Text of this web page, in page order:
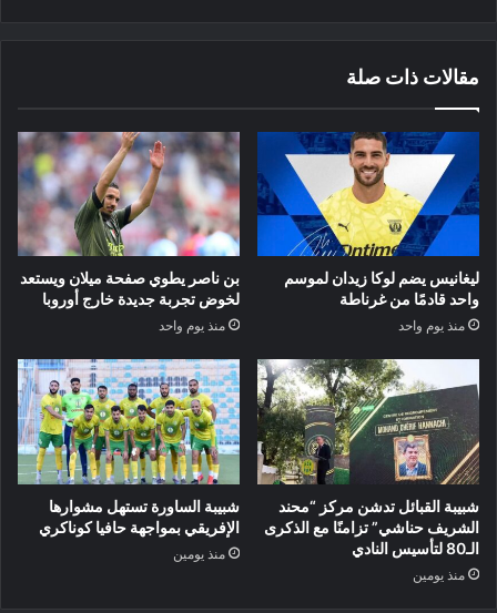
مقالات ذات صلة
ليغانيس يضم لوكا زيدان لموسم
واحد قادمًا من غرناطة
منذ يوم واحد
بن ناصر يطوي صفحة ميلان ويستعد
لخوض تجربة جديدة خارج أوروبا
منذ يوم واحد
شبيبة القبائل تدشن مركز “محند
الشريف حناشي” تزامنًا مع الذكرى
الـ80 لتأسيس النادي
منذ يومين
شبيبة الساورة تستهل مشوارها
الإفريقي بمواجهة حافيا كوناكري
منذ يومين